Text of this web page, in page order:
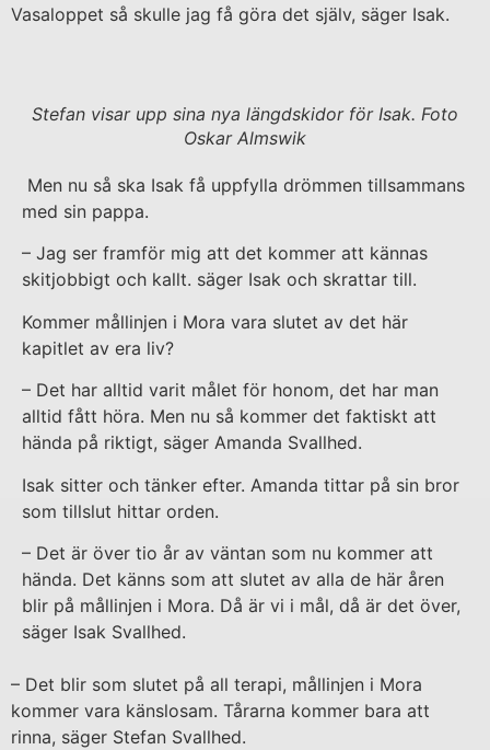
Vasaloppet så skulle jag få göra det själv, säger Isak.
Stefan visar upp sina nya längdskidor för Isak. Foto
Oskar Almswik
Men nu så ska Isak få uppfylla drömmen tillsammans
med sin pappa.
– Jag ser framför mig att det kommer att kännas
skitjobbigt och kallt. säger Isak och skrattar till.
Kommer mållinjen i Mora vara slutet av det här
kapitlet av era liv?
– Det har alltid varit målet för honom, det har man
alltid fått höra. Men nu så kommer det faktiskt att
hända på riktigt, säger Amanda Svallhed.
Isak sitter och tänker efter. Amanda tittar på sin bror
som tillslut hittar orden.
– Det är över tio år av väntan som nu kommer att
hända. Det känns som att slutet av alla de här åren
blir på mållinjen i Mora. Då är vi i mål, då är det över,
säger Isak Svallhed.
– Det blir som slutet på all terapi, mållinjen i Mora
kommer vara känslosam. Tårarna kommer bara att
rinna, säger Stefan Svallhed.